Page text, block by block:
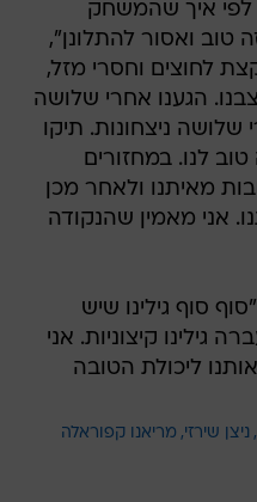
לפי איך שהמשחק
טוב ואסור להתלונן",
לחוצים וחסרי מזל,
הגענו אחרי שלושה
ניצחונות. תיקו
לנו. במחזורים
מאיתנו ולאחר מכן
אני מאמין שהנקודה
סוף גילינו שיש
גילינו קיצוניות. אני
ליכולת הטובה
ניצן שירזי מריאנו קפוראלה